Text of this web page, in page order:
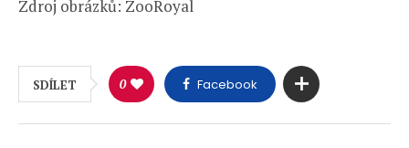
Zdroj obrázků: ZooRoyal
SDÍLET 0 Facebook